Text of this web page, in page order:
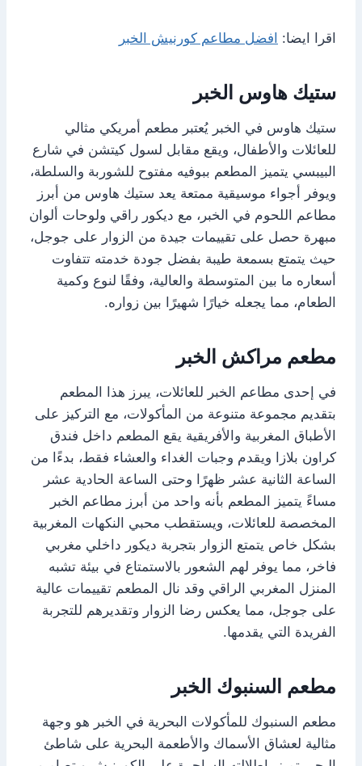
اقرا ايضا: افضل مطاعم كورنيش الخبر
ستيك هاوس الخبر
ستيك هاوس في الخبر يُعتبر مطعم أمريكي مثالي
للعائلات والأطفال، ويقع مقابل لسول كيتشن في شارع
البيبسي يتميز المطعم ببوفيه مفتوح للشوربة والسلطة،
ويوفر أجواء موسيقية ممتعة يعد ستيك هاوس من أبرز
مطاعم اللحوم في الخبر، مع ديكور راقي ولوحات ألوان
مبهرة حصل على تقييمات جيدة من الزوار على جوجل،
حيث يتمتع بسمعة طيبة بفضل جودة خدمته تتفاوت
أسعاره ما بين المتوسطة والعالية، وفقًا لنوع وكمية
الطعام، مما يجعله خيارًا شهيرًا بين زواره.
مطعم مراكش الخبر
في إحدى مطاعم الخبر للعائلات، يبرز هذا المطعم
بتقديم مجموعة متنوعة من المأكولات، مع التركيز على
الأطباق المغربية والأفريقية يقع المطعم داخل فندق
كراون بلازا ويقدم وجبات الغداء والعشاء فقط، بدءًا من
الساعة الثانية عشر ظهرًا وحتى الساعة الحادية عشر
مساءً يتميز المطعم بأنه واحد من أبرز مطاعم الخبر
المخصصة للعائلات، ويستقطب محبي النكهات المغربية
بشكل خاص يتمتع الزوار بتجربة ديكور داخلي مغربي
فاخر، مما يوفر لهم الشعور بالاستمتاع في بيئة تشبه
المنزل المغربي الراقي وقد نال المطعم تقييمات عالية
على جوجل، مما يعكس رضا الزوار وتقديرهم للتجربة
الفريدة التي يقدمها.
مطعم السنبوك الخبر
مطعم السنبوك للمأكولات البحرية في الخبر هو وجهة
مثالية لعشاق الأسماك والأطعمة البحرية على شاطئ